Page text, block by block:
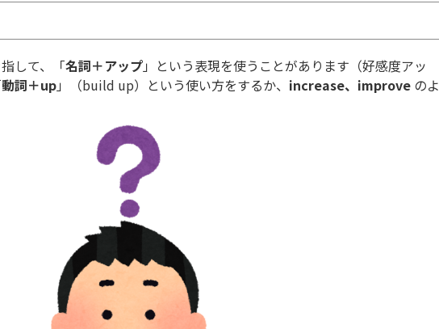
して、「名詞＋アップ」という表現を使うことがあります（好感度アッ
動詞＋up」（build up）という使い方をするか、 increase、improve のよ